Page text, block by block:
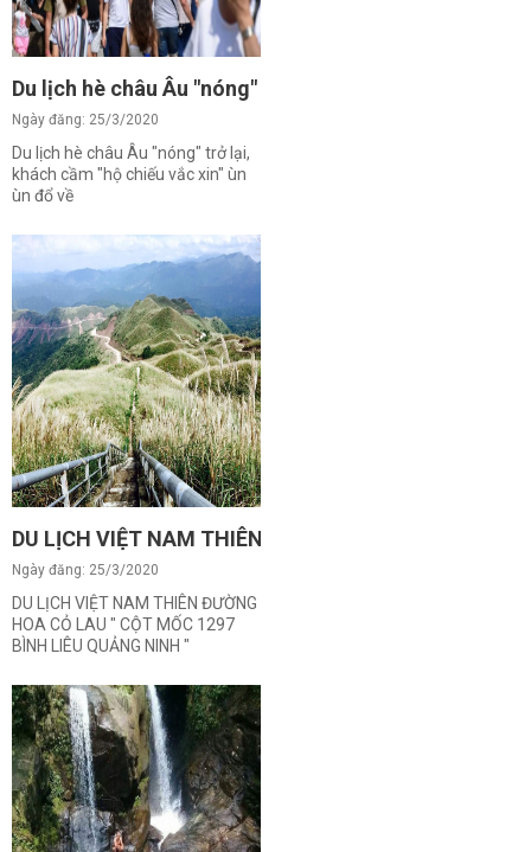
Du lịch hè châu Âu "nóng" trở lại, khách cầm "hộ
Ngày đăng: 25/3/2020
Du lịch hè châu Âu "nóng" trở lại,
khách cầm "hộ chiếu vắc xin" ùn
ùn đổ về
DU LỊCH VIỆT NAM THIÊN ĐƯỜNG HOA CỎ LAU "
Ngày đăng: 25/3/2020
DU LỊCH VIỆT NAM THIÊN ĐƯỜNG
HOA CỎ LAU " CỘT MỐC 1297
BÌNH LIÊU QUẢNG NINH "